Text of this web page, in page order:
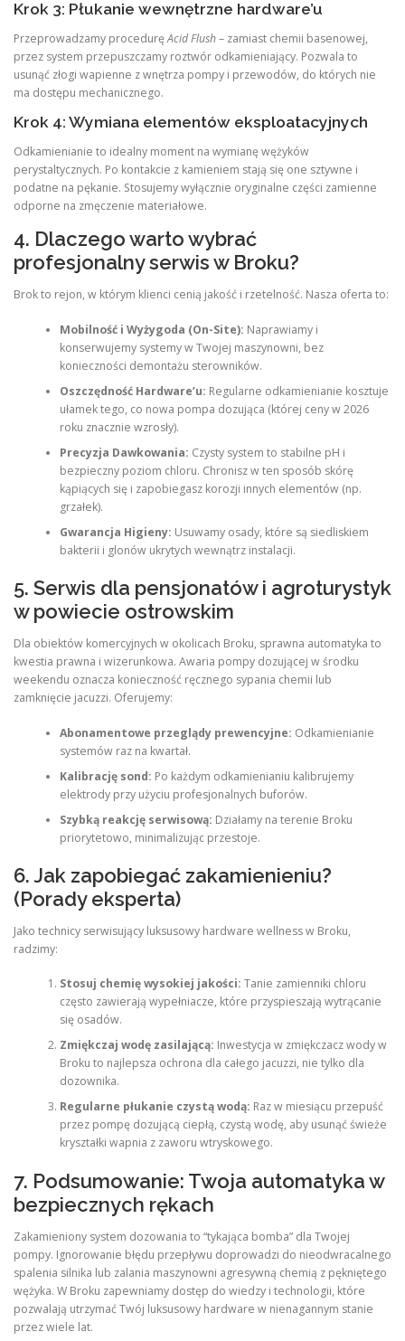
Krok 3: Płukanie wewnętrzne hardware’u
Przeprowadzamy proceduręAcid Flush– zamiast chemii basenowej,
przez system przepuszczamy roztwór odkamieniający. Pozwala to
usunąć złogi wapienne z wnętrza pompy i przewodów, do których nie
ma dostępu mechanicznego.
Krok 4: Wymiana elementów eksploatacyjnych
Odkamienianie to idealny moment na wymianę wężyków
perystaltycznych. Po kontakcie z kamieniem stają się one sztywne i
podatne na pękanie. Stosujemy wyłącznie oryginalne części zamienne
odporne na zmęczenie materiałowe.
4. Dlaczego warto wybrać
profesjonalny serwis w Broku?
Brok to rejon, w którym klienci cenią jakość i rzetelność. Nasza oferta to:
Mobilność i Wyżygoda (On-Site): Naprawiamy i
konserwujemy systemy w Twojej maszynowni, bez
konieczności demontażu sterowników.
Oszczędność Hardware’u: Regularne odkamienianie kosztuje
ułamek tego, co nowa pompa dozująca (której ceny w 2026
roku znacznie wzrosły).
Precyzja Dawkowania: Czysty system to stabilne pH i
bezpieczny poziom chloru. Chronisz w ten sposób skórę
kąpiących się i zapobiegasz korozji innych elementów (np.
grzałek).
Gwarancja Higieny: Usuwamy osady, które są siedliskiem
bakterii i glonów ukrytych wewnątrz instalacji.
5. Serwis dla pensjonatów i agroturystyk
w powiecie ostrowskim
Dla obiektów komercyjnych w okolicach Broku, sprawna automatyka to
kwestia prawna i wizerunkowa. Awaria pompy dozującej w środku
weekendu oznacza konieczność ręcznego sypania chemii lub
zamknięcie jacuzzi. Oferujemy:
Abonamentowe przeglądy prewencyjne: Odkamienianie
systemów raz na kwartał.
Kalibrację sond: Po każdym odkamienianiu kalibrujemy
elektrody przy użyciu profesjonalnych buforów.
Szybką reakcję serwisową: Działamy na terenie Broku
priorytetowo, minimalizując przestoje.
6. Jak zapobiegać zakamienieniu?
(Porady eksperta)
Jako technicy serwisujący luksusowy hardware wellness w Broku,
radzimy:
Stosuj chemię wysokiej jakości: Tanie zamienniki chloru
często zawierają wypełniacze, które przyspieszają wytrącanie
się osadów.
Zmiękczaj wodę zasilającą: Inwestycja w zmiękczacz wody w
Broku to najlepsza ochrona dla całego jacuzzi, nie tylko dla
dozownika.
Regularne płukanie czystą wodą: Raz w miesiącu przepuść
przez pompę dozującą ciepłą, czystą wodę, aby usunąć świeże
kryształki wapnia z zaworu wtryskowego.
7. Podsumowanie: Twoja automatyka w
bezpiecznych rękach
Zakamieniony system dozowania to “tykająca bomba” dla Twojej
pompy. Ignorowanie błędu przepływu doprowadzi do nieodwracalnego
spalenia silnika lub zalania maszynowni agresywną chemią z pękniętego
wężyka. W Broku zapewniamy dostęp do wiedzy i technologii, które
pozwalają utrzymać Twój luksusowy hardware w nienagannym stanie
przez wiele lat.